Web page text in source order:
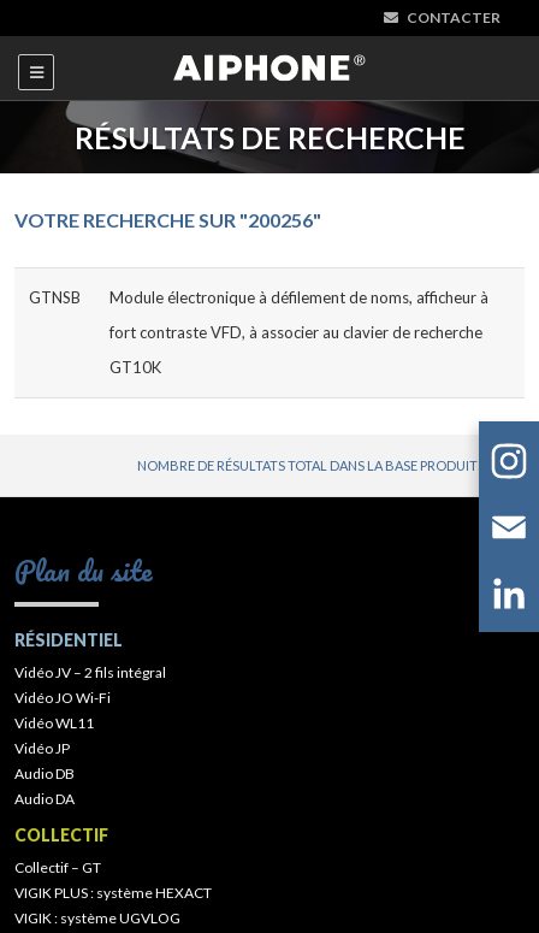
CONTACTER
RÉSULTATS DE RECHERCHE
VOTRE RECHERCHE SUR "200256"
GTNSB
Module électronique à défilement de noms, afficheur à
fort contraste VFD, à associer au clavier de recherche
GT10K
NOMBRE DE RÉSULTATS TOTAL DANS LA BASE PRODUITS : 1
Plan du site
RÉSIDENTIEL
Vidéo JV – 2 fils intégral
Vidéo JO Wi-Fi
Vidéo WL11
Vidéo JP
Audio DB
Audio DA
COLLECTIF
Collectif – GT
VIGIK PLUS : système HEXACT
VIGIK : système UGVLOG